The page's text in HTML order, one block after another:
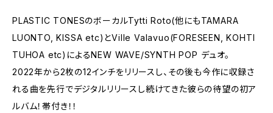
PLASTIC TONESのボーカルTytti Roto(他にもTAMARA
LUONTO, KISSA etc)とVille Valavuo(FORESEEN, KOHTI
TUHOA etc)によるNEW WAVE/SYNTH POP デュオ。
2022年から2枚の12インチをリリースし、その後も今作に収録さ
れる曲を先行でデジタルリリースし続けてきた彼らの待望の初ア
ルバム！帯付き！！